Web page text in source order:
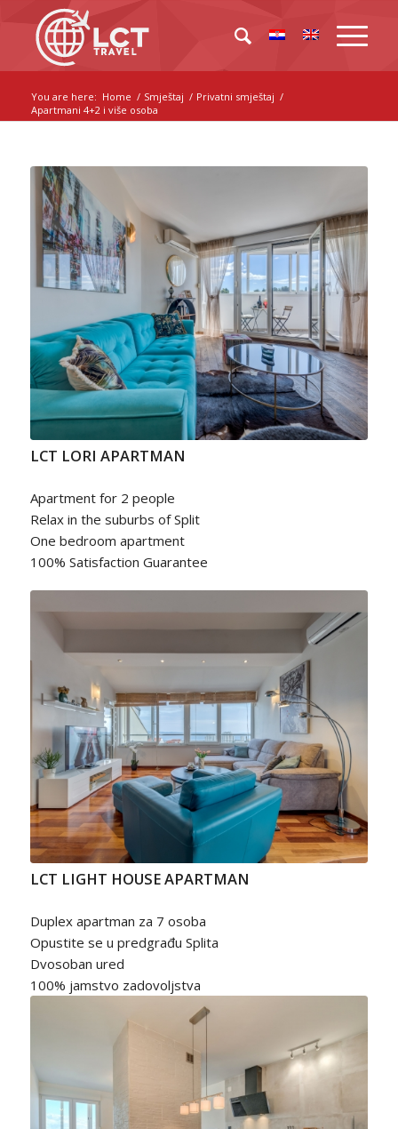
You are here: Home / Smještaj / Privatni smještaj /
Apartmani 4+2 i više osoba
LCT LORI APARTMAN
Apartment for 2 people
Relax in the suburbs of Split
One bedroom apartment
100% Satisfaction Guarantee
LCT LIGHT HOUSE APARTMAN
Duplex apartman za 7 osoba
Opustite se u predgrađu Splita
Dvosoban ured
100% jamstvo zadovoljstva